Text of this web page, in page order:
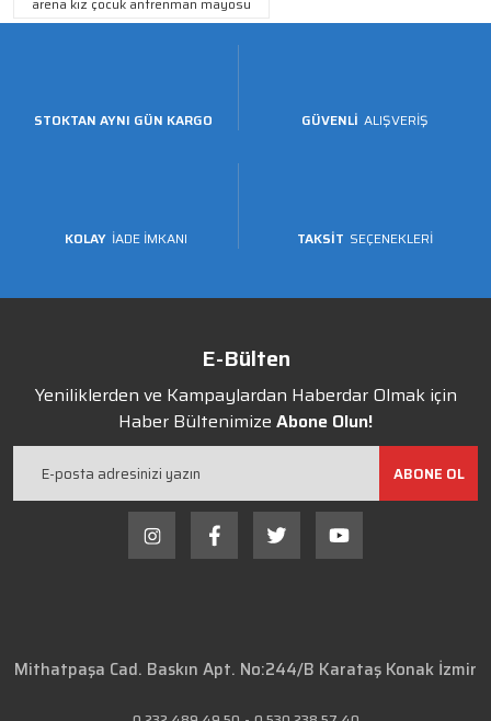
STOKTAN AYNI GÜN KARGO GÜVENLİ ALIŞVERİŞ
KOLAY İADE İMKANI TAKSİT SEÇENEKLERİ
E-Bülten
Yeniliklerden ve Kampaylardan Haberdar Olmak için
Haber Bültenimize Abone Olun!
ABONE OL
Mithatpaşa Cad. Baskın Apt. No:244/B Karataş Konak İzmir